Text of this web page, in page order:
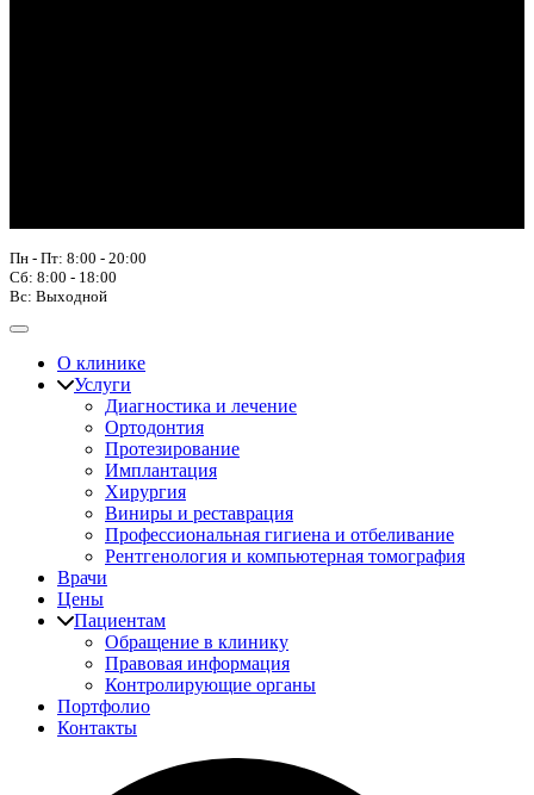
Пн - Пт: 8:00 - 20:00
Сб: 8:00 - 18:00
Вс: Выходной
О клинике
Услуги
Диагностика и лечение
Ортодонтия
Протезирование
Имплантация
Хирургия
Виниры и реставрация
Профессиональная гигиена и отбеливание
Рентгенология и компьютерная томография
Врачи
Цены
Пациентам
Обращение в клинику
Правовая информация
Контролирующие органы
Портфолио
Контакты